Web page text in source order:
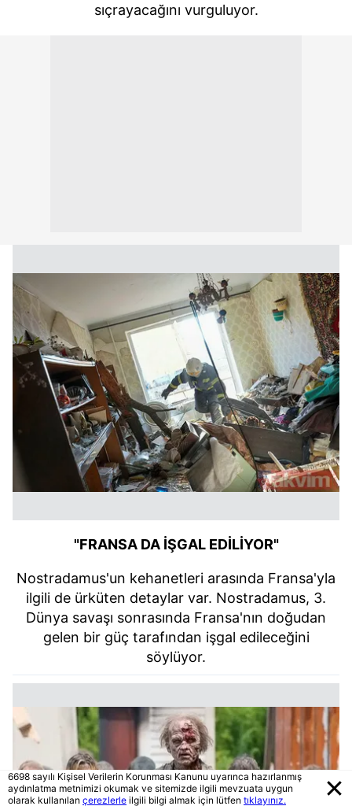
sıçrayacağını vurguluyor.
"FRANSA DA İŞGAL EDİLİYOR"
Nostradamus'un kehanetleri arasında Fransa'yla
ilgili de ürküten detaylar var. Nostradamus, 3.
Dünya savaşı sonrasında Fransa'nın doğudan
gelen bir güç tarafından işgal edileceğini
söylüyor.
6698 sayılı Kişisel Verilerin Korunması Kanunu uyarınca hazırlanmış
aydınlatma metnimizi okumak ve sitemizde ilgili mevzuata uygun
olarak kullanılan çerezlerle ilgili bilgi almak için lütfen tıklayınız.